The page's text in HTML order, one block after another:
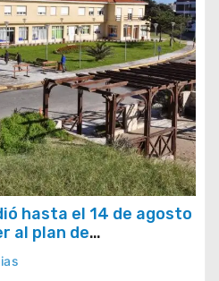
hasta el 14 de agosto
al plan de
municipales